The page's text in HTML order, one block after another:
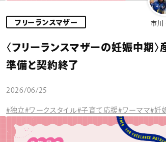
市川
フリーランスマザー
〈フリーランスマザーの妊娠中期〉
準備と契約終了
2026/06/25
#独立#ワークスタイル#子育て応援#ワーママ#妊